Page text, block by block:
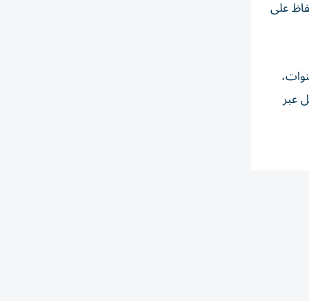
على
مبارك آل نهيان، تم تصنيف المشاركين إلى ثلاث فئات عمرية (8-10 سنوات،
عبر